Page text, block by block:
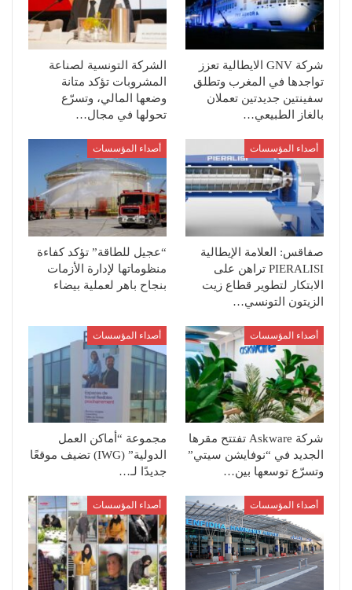
شركة GNV الايطالية تعزز
تواجدها في المغرب وتطلق
سفينتين جديدتين تعملان
بالغاز الطبيعي…
الشركة التونسية لصناعة
المشروبات تؤكد متانة
وضعها المالي، وتسرّع
تحولها في مجال…
أصداء المؤسسات
صفاقس: العلامة الإيطالية
PIERALISI تراهن على
الابتكار لتطوير قطاع زيت
الزيتون التونسي…
أصداء المؤسسات
“عجيل للطاقة” تؤكد كفاءة
منظوماتها لإدارة الأزمات
بنجاح باهر لعملية بيضاء
أصداء المؤسسات
شركة Askware تفتتح مقرها
الجديد في “نوفايشن سيتي”
وتسرّع توسعها بين…
أصداء المؤسسات
مجموعة “أماكن العمل
الدولية” (IWG) تضيف موقعًا
جديدًا لـ…
أصداء المؤسسات أصداء المؤسسات